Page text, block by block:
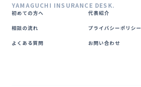
YAMAGUCHI INSURANCE DESK.
初めての方へ
相談の流れ
よくある質問
代表紹介
プライバシーポリシー
お問い合わせ